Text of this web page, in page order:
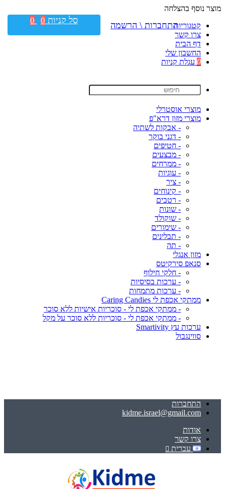
מוצר נוסף בהצלחה
קטגוריות
צרו קשר
דף הבית
החשבון שלי
0 עגלת קניות
מוצרי אוסטרלי
מוצרי מזון דרא"פ
- אבקות לשתיה
- דגני בוקר
- חטיפים
- מבצעים
- ממרחים
- עוגיות
- ציר
- קינוחים
- רטבים
- שונות
- שוקולד
- שימורים
- תבלינים
- תה
מזון אנגלי
סנאפ סירקיטס
- חלקי חילוף
- ערכות בסיסיות
- ערכות מתמחות
ממתקי אכפת לי Caring Candies
- ממתקי אכפת לי - סוכריות אישיות ללא סוכר
- ממתקי אכפת לי - סוכריות ללא סוכר על מקל
ערכות עץ Smartivity
סווינגבול
התחברות
kidme.israel@gmail.com
אודות
צרו קשר
עברית
התחברות \ הרשמה סל קניות 0
0